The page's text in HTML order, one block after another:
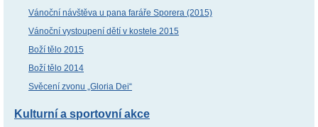
Vánoční návštěva u pana faráře Sporera (2015)
Vánoční vystoupení dětí v kostele 2015
Boží tělo 2015
Boží tělo 2014
Svěcení zvonu „Gloria Dei“
Kulturní a sportovní akce